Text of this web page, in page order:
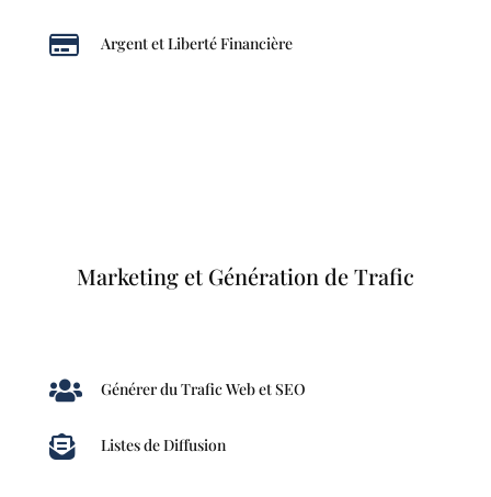
 Argent et Liberté Financière
Marketing et Génération de Trafic
 Générer du Trafic Web et SEO
 Listes de Diffusion